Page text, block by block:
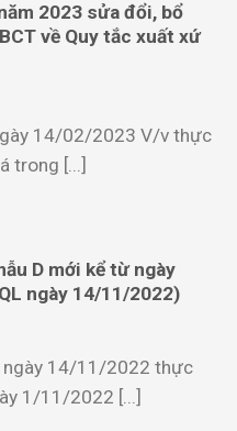
2023 sửa đổi, bổ
về Quy tắc xuất xứ
14/02/2023 V/v thực
trong [...]
D mới kể từ ngày
ngày 14/11/2022)
ngày 14/11/2022 thực
1/11/2022 [...]